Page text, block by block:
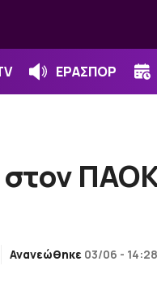
ΕΡΑΣΠΟΡ
Ανανεώθηκε 03/06 - 14:28